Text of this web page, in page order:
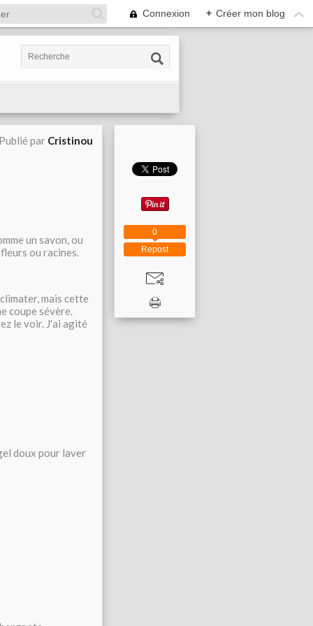
Connexion + Créer mon blog
Publié par Cristinou
un savon, ou
ou racines.
mais cette
coupe sévère.
le voir. J'ai agité
doux pour laver
Repost
0